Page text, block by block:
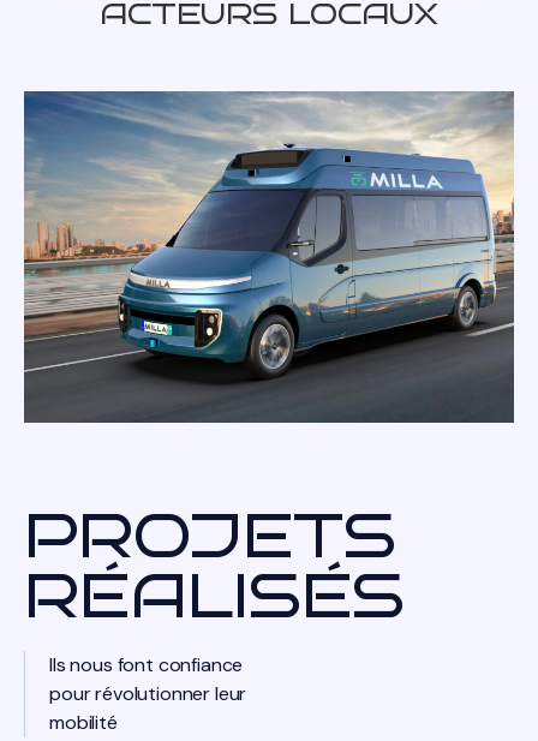
ACTEURS LOCAUX
PROJETS
RÉALISÉS
Ils nous font confiance
pour révolutionner leur
mobilité